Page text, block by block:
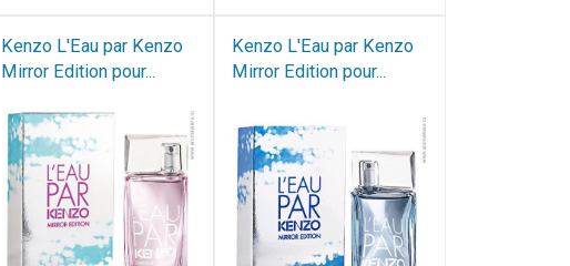
Kenzo L'Eau par Kenzo​
Mirror Edition pour...
Kenzo L'Eau par Kenzo​
Mirror Edition pour...